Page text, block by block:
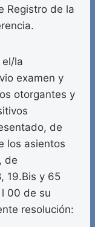
Registro de la
la
examen y
otorgantes y
de
los asientos
de
19.Bis y 65
00 de su
resolución: